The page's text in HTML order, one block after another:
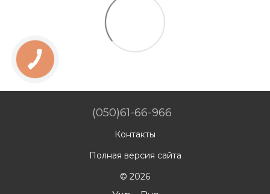
(050)61-66-966
Контакты
Полная версия сайта
© 2026